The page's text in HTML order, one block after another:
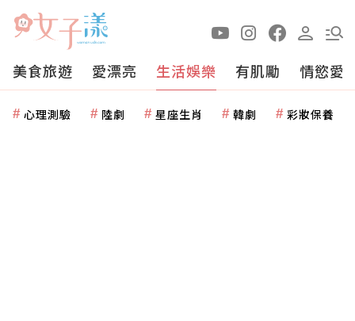
美食旅遊 愛漂亮 生活娛樂 有肌勵 情慾愛
心理測驗 陸劇 星座生肖 韓劇 彩妝保養